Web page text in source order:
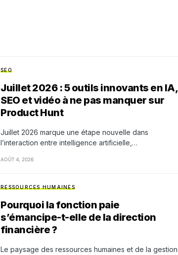
SEO
Juillet 2026 : 5 outils innovants en IA,
SEO et vidéo à ne pas manquer sur
Product Hunt
Juillet 2026 marque une étape nouvelle dans
l’interaction entre intelligence artificielle,…
AOÛT 4, 2026
RESSOURCES HUMAINES
Pourquoi la fonction paie
s’émancipe-t-elle de la direction
financière ?
Le paysage des ressources humaines et de la gestion